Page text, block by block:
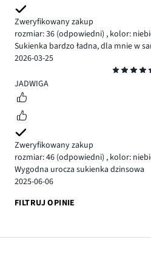
Zweryfikowany zakup
rozmiar: 36 (odpowiedni) , kolor:
Sukienka bardzo ładna, dla mnie w
2026-03-25
5
JADWIGA
Zweryfikowany zakup
rozmiar: 46 (odpowiedni) , kolor:
Wygodna urocza sukienka dzinsowa
2025-06-06
FILTRUJ OPINIE